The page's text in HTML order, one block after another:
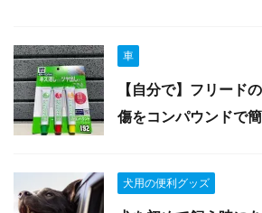
車
【自分で】フリード
傷をコンパウンドで
犬用の便利グッズ